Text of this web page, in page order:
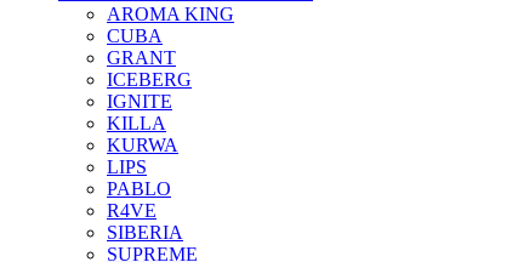
AROMA KING
CUBA
GRANT
ICEBERG
IGNITE
KILLA
KURWA
LIPS
PABLO
R4VE
SIBERIA
SUPREME